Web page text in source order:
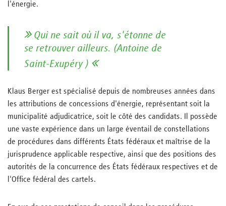
l'énergie.
Qui ne sait où il va, s'étonne de
se retrouver ailleurs. (Antoine de
Saint-Exupéry )
Klaus Berger est spécialisé depuis de nombreuses années dans
les attributions de concessions d'énergie, représentant soit la
municipalité adjudicatrice, soit le côté des candidats. Il possède
une vaste expérience dans un large éventail de constellations
de procédures dans différents États fédéraux et maîtrise de la
jurisprudence applicable respective, ainsi que des positions des
autorités de la concurrence des États fédéraux respectives et de
l'Office fédéral des cartels.